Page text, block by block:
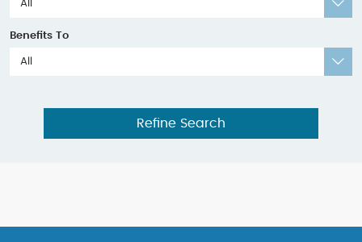
All
Benefits To
All
Refine Search